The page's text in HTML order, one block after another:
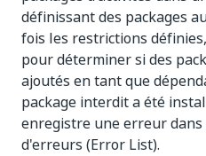
définissant des packages
fois les restrictions
pour déterminer si des
ajoutés en tant que
package interdit a été
enregistre une erreur
d'erreurs (Error List).